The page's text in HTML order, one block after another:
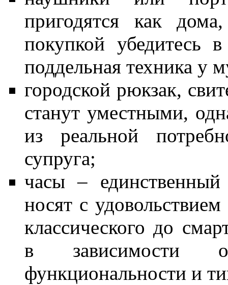
пригодятся как
покупкой убедитесь
поддельная техника у
городской рюкзак,
станут уместными,
из реальной
супруга;
часы –
носят с
классического до
в зависимости
функциональности и